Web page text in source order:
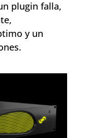
plugin falla,
y un